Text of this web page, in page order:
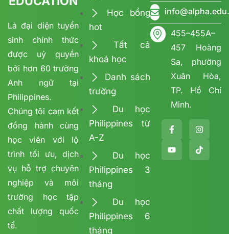
Là đại diện tuyển
sinh chính thức
được uỷ quyền
bởi hơn 60 trường
Anh ngữ tại
Philippines.
Chúng tôi cam kết
đồng hành cùng
học viên với lộ
trình tối ưu, dịch
vụ hỗ trợ chuyên
nghiệp và môi
trường học tập
chất lượng quốc
tế.
Học bổng
hot
Tất cả
khoá học
Danh sách
trường
Du học
Philippines từ
A-Z
Du học
Philippines 3
tháng
Du học
Philippines 6
tháng
455–455A–
457 Hoàng
Sa, phường
Xuân Hòa,
TP. Hồ Chí
Minh.